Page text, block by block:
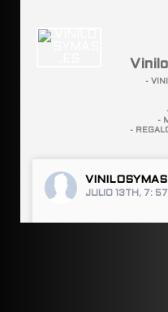
-
-
-
JULIO 13TH, 7: